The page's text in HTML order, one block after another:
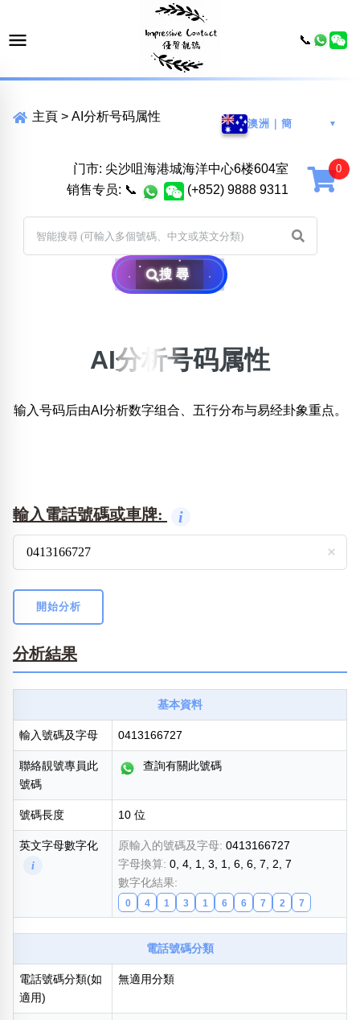
主頁 > AI分析号码属性
澳洲｜簡 ▼
门市: 尖沙咀海港城海洋中心6楼604室
销售专员: 📞 (+852) 9888 9311
搜尋
位置:
清除全部分類
清除全部分類
熱門分類
888尾
999尾 777尾 9字頭
清除全部分類
搜尋
幸運號分類
AI分析号码属性
输入号码后由AI分析数字组合、五行分布与易经卦象重点。
輸入電話號碼或車牌: i
×
開始分析
分析結果
基本資料
輸入號碼及字母 0413166727
聯絡靚號專員此
號碼
查詢有關此號碼
號碼長度 10 位
英文字母數字化
i
原輸入的號碼及字母: 0413166727
字母換算: 0, 4, 1, 3, 1, 6, 6, 7, 2, 7
數字化結果:
0 4 1 3 1 6 6 7 2 7
電話號碼分類
電話號碼分類(如
適用)
無適用分類
📞